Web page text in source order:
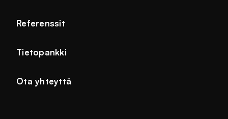
Referenssit
Tietopankki
Ota yhteyttä